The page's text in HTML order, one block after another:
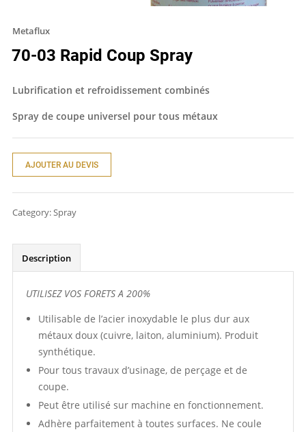
Metaflux
70-03 Rapid Coup Spray
Lubrification et refroidissement combinés
Spray de coupe universel pour tous métaux
AJOUTER AU DEVIS
Category:Spray
Description
UTILISEZ VOS FORETS A 200%
Utilisable de l’acier inoxydable le plus dur aux
métaux doux (cuivre, laiton, aluminium). Produit
synthétique.
Pour tous travaux d’usinage, de perçage et de
coupe.
Peut être utilisé sur machine en fonctionnement.
Adhère parfaitement à toutes surfaces. Ne coule